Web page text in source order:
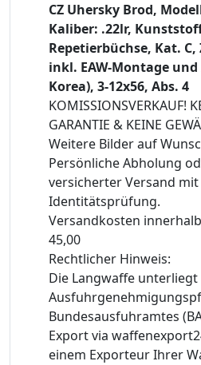
CZ Uhersky Brod,
Kaliber: .22lr,
Repetierbüchse, Kat.
inkl. EAW-Montage und
Korea), 3-12x56, Abs. 4
KOMISSIONSVERKAUF!
GARANTIE & KEINE
Weitere Bilder auf
Persönliche Abholung
versicherter Versand mit
Identitätsprüfung.
Versandkosten
45,00
Rechtlicher Hinweis:
Die Langwaffe
Bundesausfuhramtes
Export via
einem Exporteur Ihrer